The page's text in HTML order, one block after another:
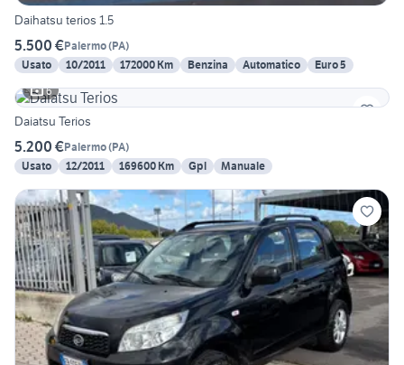
Daihatsu terios 1.5
5.500 €Palermo(PA)
Usato
10/2011 172000 Km Benzina Automatico
Euro 5
6
Daiatsu Terios
5.200 €Palermo(PA)
Usato
12/2011 169600 Km Gpl Manuale